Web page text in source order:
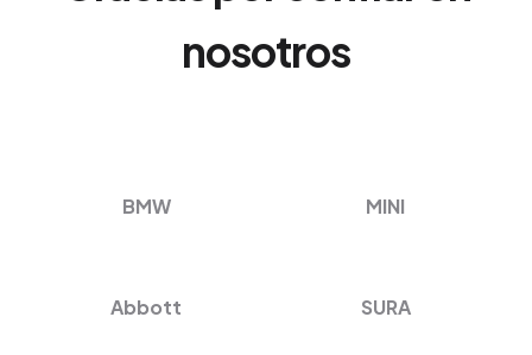
nosotros
BMW MINI
Abbott SURA